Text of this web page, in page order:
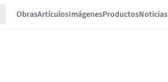
ObrasArtículosImágenesProductosNoticias